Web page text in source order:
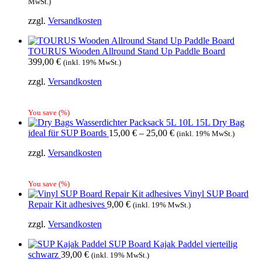
zzgl. Versandkosten
TOURUS Wooden Allround Stand Up Paddle Board
399,00 € (inkl. 19% MwSt.)
zzgl. Versandkosten
You save (%)
Wasserdichter Packsack 5L 10L 15L Dry Bag
ideal für SUP Boards 15,00 € – 25,00 € (inkl. 19% MwSt.)
zzgl. Versandkosten
You save (%)
Vinyl SUP Board
Repair Kit adhesives 9,00 € (inkl. 19% MwSt.)
zzgl. Versandkosten
SUP Board Kajak Paddel vierteilig
schwarz 39,00 € (inkl. 19% MwSt.)